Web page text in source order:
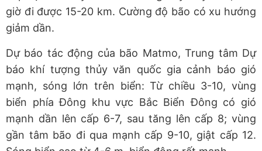
giờ đi được 15-20 km. Cường độ bão có xu hướng
giảm dần.
Dự báo tác động của bão Matmo, Trung tâm Dự
báo khí tượng thủy văn quốc gia cảnh báo gió
mạnh, sóng lớn trên biển: Từ chiều 3-10, vùng
biển phía Đông khu vực Bắc Biển Đông có gió
mạnh dần lên cấp 6-7, sau tăng lên cấp 8; vùng
gần tâm bão đi qua mạnh cấp 9-10, giật cấp 12.